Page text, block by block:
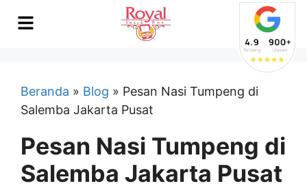
Beranda » Blog » Pesan Nasi Tumpeng di
Salemba Jakarta Pusat
Pesan Nasi Tumpeng di
Salemba Jakarta Pusat